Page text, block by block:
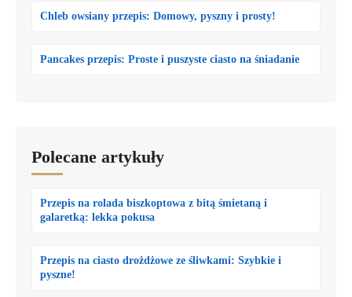
Chleb owsiany przepis: Domowy, pyszny i prosty!
Pancakes przepis: Proste i puszyste ciasto na śniadanie
Polecane artykuły
Przepis na rolada biszkoptowa z bitą śmietaną i
galaretką: lekka pokusa
Przepis na ciasto drożdżowe ze śliwkami: Szybkie i
pyszne!